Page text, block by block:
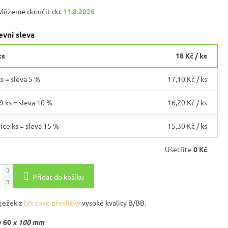
doručit do: 11.8.2026
sleva
18 Kč / ks
= sleva 5 % 17,10 Kč / ks
ks = sleva 10 % 16,20 Kč / ks
ks = sleva 15 % 15,30 Kč / ks
Ušetříte 0 Kč
Přidat do košíku
z březové překližkyvysoké kvality B/BB.
60x 100 mm